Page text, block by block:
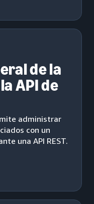
de la
API de
administrar
con un
una API REST.